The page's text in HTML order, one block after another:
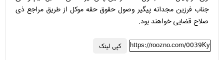
جناب فرزین مجدانه پیگیر وصول حقوق حقه موکل از طریق مراجع ذی
صلاح قضایی خواهند بود.
کپی لینک https://roozno.com/0039Ky